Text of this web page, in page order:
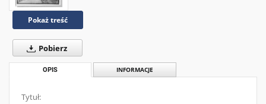
Pokaż treść
Pobierz
OPIS INFORMACJE
Tytuł: